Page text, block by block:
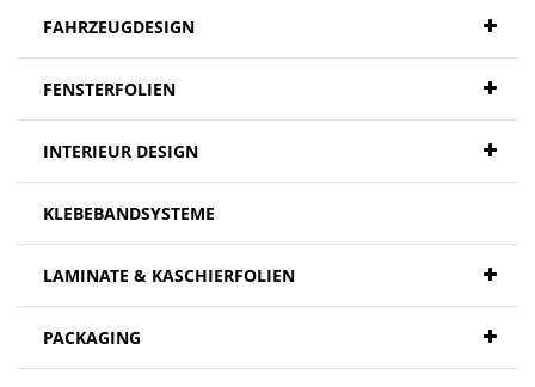
FAHRZEUGDESIGN
FENSTERFOLIEN
INTERIEUR DESIGN
KLEBEBANDSYSTEME
LAMINATE & KASCHIERFOLIEN
PACKAGING